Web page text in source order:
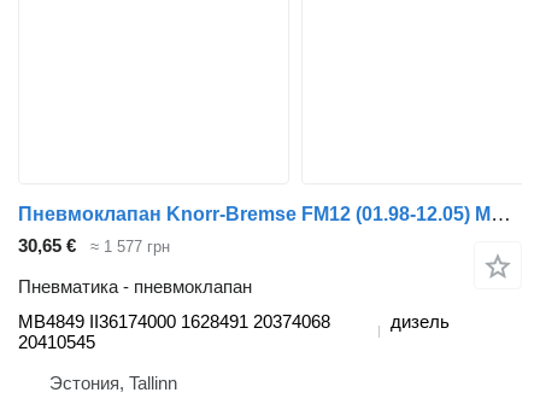
Пневмоклапан Knorr-Bremse FM12 (01.98-12.05) MB4849 для тягача Volvo FM7-FM12, FM, FMX (1998-2014)
30,65 € ≈ 1 577 грн
Пневматика - пневмоклапан
MB4849 II36174000 1628491 20374068
20410545
дизель
Эстония, Tallinn